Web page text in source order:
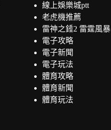
線上娛樂城ptt
老虎機推薦
雷神之錘2 雷霆風暴
電子攻略
電子新聞
電子玩法
體育攻略
體育新聞
體育玩法